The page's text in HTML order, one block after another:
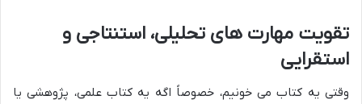
تقویت مهارت های تحلیلی، استنتاجی و
استقرایی
وقتی یه کتاب می خونیم، خصوصاً اگه یه کتاب علمی، پژوهشی یا